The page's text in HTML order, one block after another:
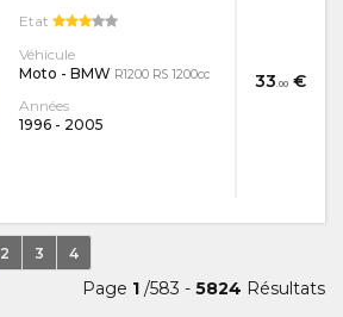
33.00 €
Etat
Véhicule
Moto - BMW R1200 RS 1200cc
Années
1996 - 2005
2 3 4
Page 1 /583 - 5824 Résultats